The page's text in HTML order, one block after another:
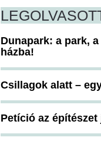
Dunapark: a park,
házba!
Csillagok alatt –
Petíció az